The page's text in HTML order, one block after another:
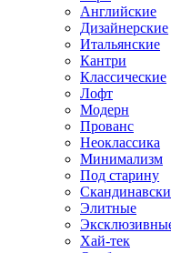
Английские
Дизайнерские
Итальянские
Кантри
Классические
Лофт
Модерн
Прованс
Неоклассика
Минимализм
Под старину
Элитные
Хай-тек